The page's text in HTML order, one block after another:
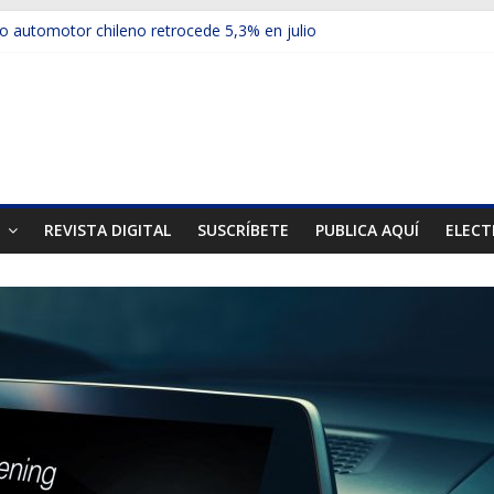
automotor chileno retrocede 5,3% en julio
ups presentó la recién estrenada Bolden en la Expo Compras
mercado internacional en lanzar la nueva Maxus T70
REVISTA DIGITAL SUSCRÍBETE PUBLICA AQUÍ